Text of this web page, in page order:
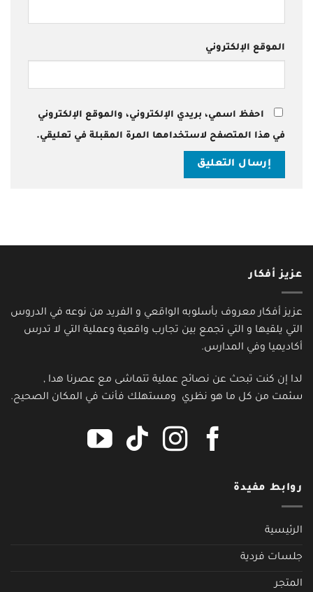
الموقع الإلكتروني
احفظ اسمي، بريدي الإلكتروني، والموقع الإلكتروني
في هذا المتصفح لاستخدامها المرة المقبلة في تعليقي.
عزيز أفكار
عزيز أفكار معروف بأسلوبه الواقعي و الفريد من نوعه في الدروس
التي يلقيها و التي تجمع بين تجارب واقعية وعملية التي لا تدرس
أكاديميا وفي المدارس.
لدا إن كنت تبحث عن نصائح عملية تتماشى مع عصرنا هدا ,
سئمت من كل ما هو نظري ومستهلك فأنت في المكان الصحيح.
روابط مفيدة
الرئيسية
جلسات فردية
المتجر